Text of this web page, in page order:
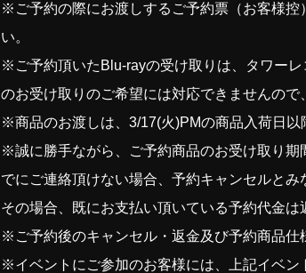
※ご予約の際にお渡しするご予約票（お客様控
い。
※ご予約頂いたBlu-rayの受け取りは、タワー
のお受け取りのご希望には対応できませんので
※商品のお渡しは、3/17(火)PMの商品入荷日以
※誠に勝手ながら、ご予約商品のお受け取り期
でにご連絡頂けない場合、予約キャンセルと
その場合、既にお支払い頂いている予約代金は
※ご予約後のキャンセル・返金及び予約商品仕
※イベントにご参加のお客様には、上記イベン